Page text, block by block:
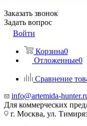
Заказать звонок
Задать вопрос
Войти
Корзина0
Отложенные0
Сравнение
info@artemida-
Для коммерческих
г. Москва, ул.